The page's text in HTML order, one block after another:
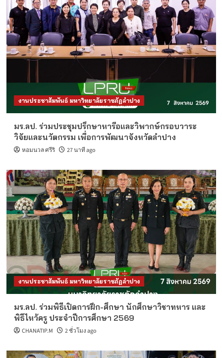
งานประชาสัมพันธ์ มหาวิทยาลัยราชภัฏลำปาง
มร.ลป. ร่วมประชุมปรึกษาหารือและวิพากษ์กรอบวาระ
วิจัยและนวัตกรรม เพื่อการพัฒนาจังหวัดลำปาง
หอมนวล ศรีริ 27 นาที ago
งานประชาสัมพันธ์ มหาวิทยาลัยราชภัฏลำปาง
มร.ลป. ร่วมพิธีเปิดการฝึก-ศึกษา นักศึกษาวิชาทหาร และ
พิธีไหว้ครู ประจำปีการศึกษา 2569
CHANATIP.M 2 ชั่วโมง ago